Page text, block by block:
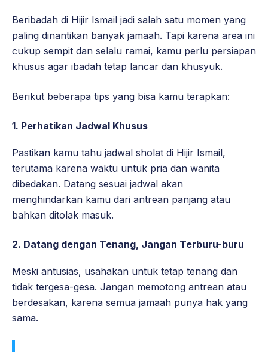
Beribadah di Hijir Ismail jadi salah satu momen yang
paling dinantikan banyak jamaah. Tapi karena area ini
cukup sempit dan selalu ramai, kamu perlu persiapan
khusus agar ibadah tetap lancar dan khusyuk.
Berikut beberapa tips yang bisa kamu terapkan:
1. Perhatikan Jadwal Khusus
Pastikan kamu tahu jadwal sholat di Hijir Ismail,
terutama karena waktu untuk pria dan wanita
dibedakan. Datang sesuai jadwal akan
menghindarkan kamu dari antrean panjang atau
bahkan ditolak masuk.
2. Datang dengan Tenang, Jangan Terburu-buru
Meski antusias, usahakan untuk tetap tenang dan
tidak tergesa-gesa. Jangan memotong antrean atau
berdesakan, karena semua jamaah punya hak yang
sama.